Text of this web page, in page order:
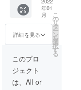
で【予
約が
入って
いない
日に限
番号 墨
健所2墨
福衛生
グ施設
へ無料
招待。
私が運
営して
ランピ
ング施
設へ無
料ご招
待させ
年01
月
詳細を見る
こ
の
リ
タ
ー
ン
を
選
択
す
る
このプロ
ジェクト
は、All-or-